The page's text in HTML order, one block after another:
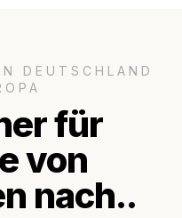
DEUTSCHLAND
für
von
nach..